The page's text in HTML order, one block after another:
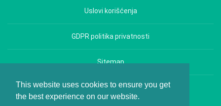
This website uses cookies to ensure you get
the best experience on our website.
Uslovi korišćenja
GDPR politika privatnosti
Sitemap
Copyright © Hrana i Zdravlje - All rights reserved.